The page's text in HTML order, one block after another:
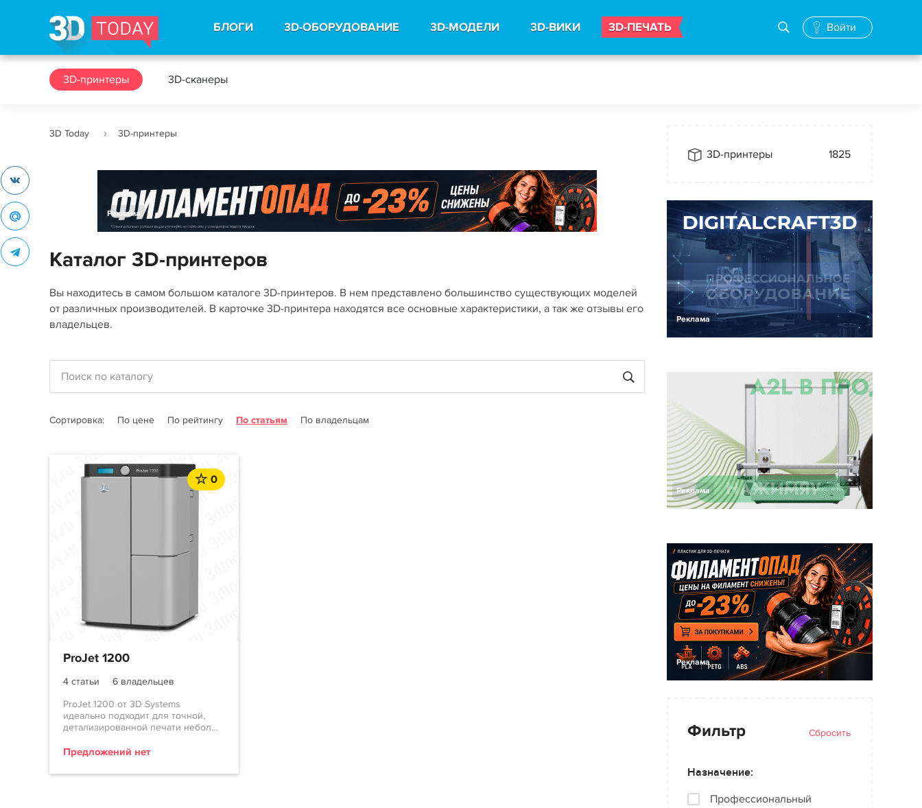
БЛОГИ 3D-ОБОРУДОВАНИЕ 3D-МОДЕЛИ 3D-ВИКИ 3D-ПЕЧАТЬ Войти
3D-принтеры 3D-сканеры
3D Today 3D-принтеры
Реклама
Каталог 3D-принтеров
Вы находитесь в самом большом каталоге 3D-принтеров. В нем представлено большинство существующих моделей
от различных производителей. В карточке 3D-принтера находятся все основные характеристики, а так же отзывы его
владельцев.
Сортировка: По цене По рейтингу По статьям По владельцам
0
ProJet 1200
4 статьи
6 владельцев
ProJet 1200 от 3D Systems
идеально подходит для точной,
детализированной печати небол...
Предложений нет
3D-принтеры 1825
Реклама
Реклама
Реклама
Фильтр Сбросить
Назначение:
Профессиональный